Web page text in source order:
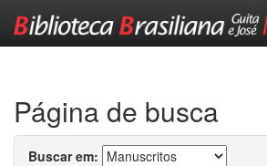
Página de busca
Buscar em: